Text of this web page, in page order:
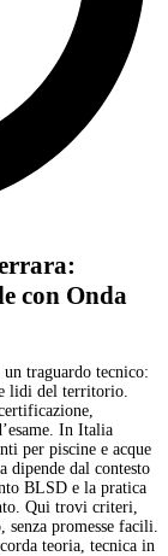
con Onda
traguardo tecnico:
lidi del territorio.
In Italia
per piscine e acque
dipende dal contesto
BLSD e la pratica
Qui trovi criteri,
promesse facili.
teoria, tecnica in